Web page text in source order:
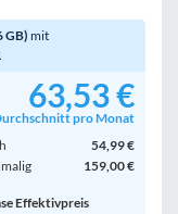
GB) mit
63,53 €
pro Monat
54,99 €
159,00 €
Effektivpreis